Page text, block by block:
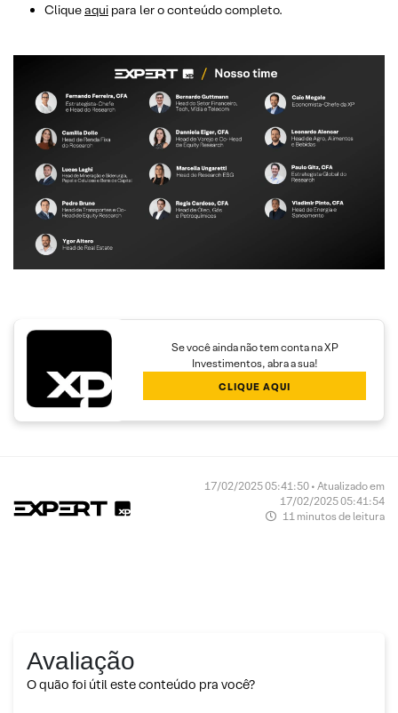
Cliqueaqui para ler o conteúdo completo.
Se você ainda não tem conta na XP
Investimentos, abra a sua!
CLIQUE AQUI
17/02/2025 05:41:50 • Atualizado em
17/02/2025 05:41:54
11 minutos de leitura
Avaliação
O quão foi útil este conteúdo pra você?